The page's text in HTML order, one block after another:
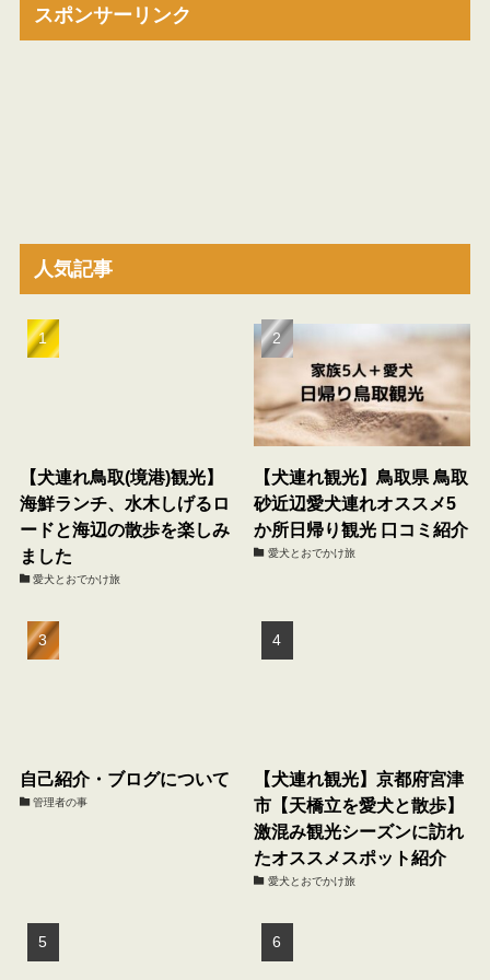
スポンサーリンク
人気記事
【犬連れ鳥取(境港)観光】
海鮮ランチ、水木しげるロ
ードと海辺の散歩を楽しみ
ました
愛犬とおでかけ旅
【犬連れ観光】鳥取県 鳥取
砂近辺愛犬連れオススメ5
か所日帰り観光 口コミ紹介
愛犬とおでかけ旅
自己紹介・ブログについて
管理者の事
【犬連れ観光】京都府宮津
市【天橋立を愛犬と散歩】
激混み観光シーズンに訪れ
たオススメスポット紹介
愛犬とおでかけ旅